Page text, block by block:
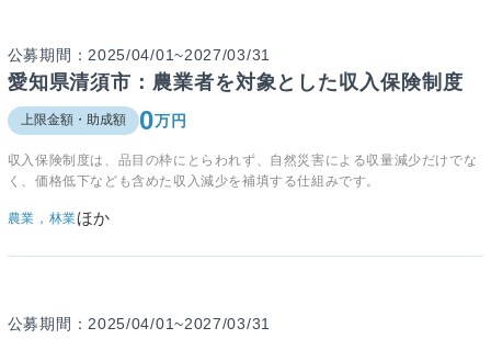
公募期間：2025/04/01~2027/03/31
愛知県清須市：農業者を対象とした収入保険制度
上限金額・助成額 0万円
収入保険制度は、品目の枠にとらわれず、自然災害による収量減少だけでな
く、価格低下なども含めた収入減少を補填する仕組みです。
農業，林業ほか
公募期間：2025/04/01~2027/03/31